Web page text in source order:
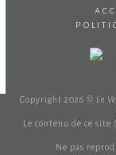
Copyright 2026 © Le
Le contenu de ce site
Ne pas